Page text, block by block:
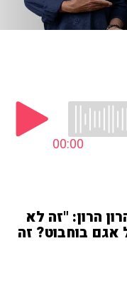
00:00
הרון: "זה לא
אגם בוחבוט? זה